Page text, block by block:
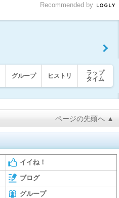
Recommended by
グループ ヒストリ
ラップ
タイム
ページの先頭へ ▲
イイね！
ブログ
グループ